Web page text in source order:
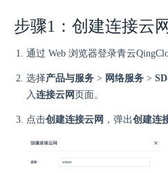
步骤1：创建连接云网
通过 Web 浏览器登录青云
选择产品与服务 > 网络服务 >
入连接云网页面。
点击创建连接云网 ，弹出创建连